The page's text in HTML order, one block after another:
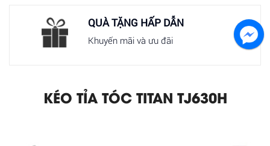
QUÀ TẶNG HẤP DẪN
Khuyến mãi và ưu đãi
KÉO TỈA TÓC TITAN TJ630H